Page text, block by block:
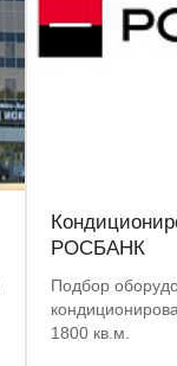
РОСБАНК
Подбор
1800 кв.м.